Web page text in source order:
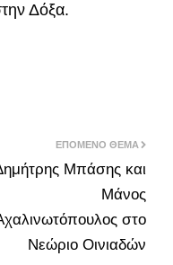
Δόξα.
ΕΠΌΜΕΝΟ ΘΈΜΑ
Μπάσης και
Μάνος
στο
Nεώριο Οινιαδών